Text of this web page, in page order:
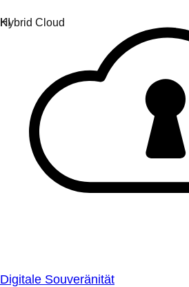
Digitale Souveränität